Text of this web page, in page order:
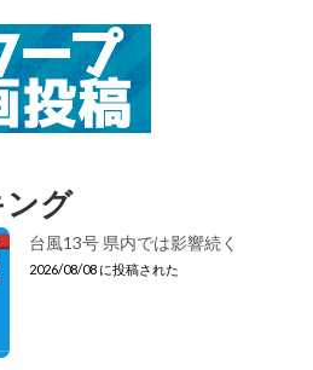
グ
台風13号 県内では影響続く
2026/08/08 に投稿された